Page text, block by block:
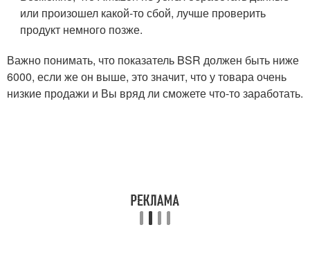
или произошел какой-то сбой, лучше проверить
продукт немного позже.
Важно понимать, что показатель BSR должен быть ниже
6000, если же он выше, это значит, что у товара очень
низкие продажи и Вы вряд ли сможете что-то заработать.